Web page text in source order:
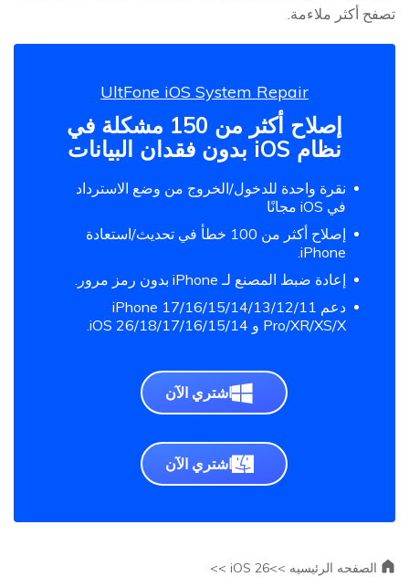
تصفح أكثر ملاءمة.
UltFone iOS System Repair
إصلاح أكثر من 150 مشكلة في
نظام iOS بدون فقدان البيانات
نقرة واحدة للدخول/الخروج من وضع الاسترداد
في iOS مجانًا
إصلاح أكثر من 100 خطأ في تحديث/استعادة
iPhone.
إعادة ضبط المصنع لـ iPhone بدون رمز مرور.
دعم iPhone 17/16/15/14/13/12/11
Pro/XR/XS/X و iOS 26/18/17/16/15/14.
اشتري الآن
اشتري الآن
الصفحه الرئيسيه >>iOS 26 >>